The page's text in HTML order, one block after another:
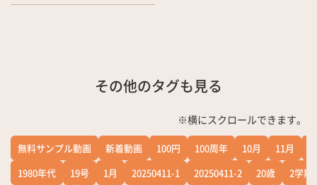
その他のタグも見る
※横にスクロールできます。
無料サンプル動画 新着動画 100円 100周年 10月 11月
1980年代
19号 1月 20250411-1 20250411-2 20歳
2学期